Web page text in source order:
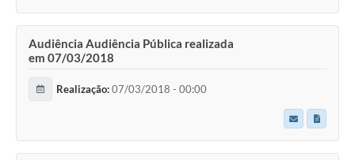
Audiência Audiência Pública realizada
em 07/03/2018
Realização:07/03/2018 - 00:00